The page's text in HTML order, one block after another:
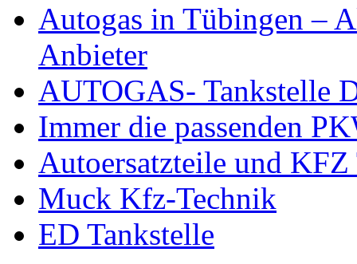
Autogas in Tübingen –
Anbieter
AUTOGAS- Tankstelle
Immer die passenden
Autoersatzteile und
Muck Kfz-Technik
ED Tankstelle